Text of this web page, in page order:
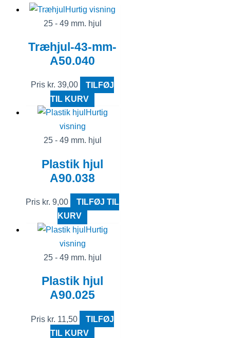
Hurtig visning
25 - 49 mm. hjul
Træhjul-43-mm-
A50.040
Pris kr. 39,00
TILFØJ
TIL KURV
Hurtig
visning
25 - 49 mm. hjul
Plastik hjul
A90.038
Pris kr. 9,00
TILFØJ TIL
KURV
Hurtig
visning
25 - 49 mm. hjul
Plastik hjul
A90.025
Pris kr. 11,50
TILFØJ
TIL KURV